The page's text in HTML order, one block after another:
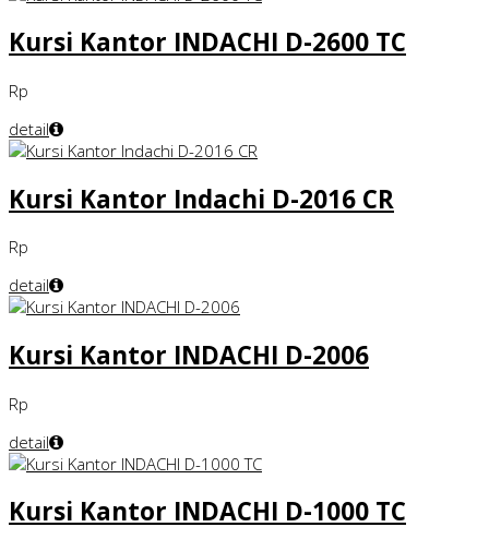
Kursi Kantor INDACHI D-2600 TC
Rp
detail
Kursi Kantor Indachi D-2016 CR
Rp
detail
Kursi Kantor INDACHI D-2006
Rp
detail
Kursi Kantor INDACHI D-1000 TC